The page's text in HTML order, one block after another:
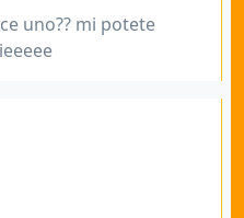
uno?? mi potete